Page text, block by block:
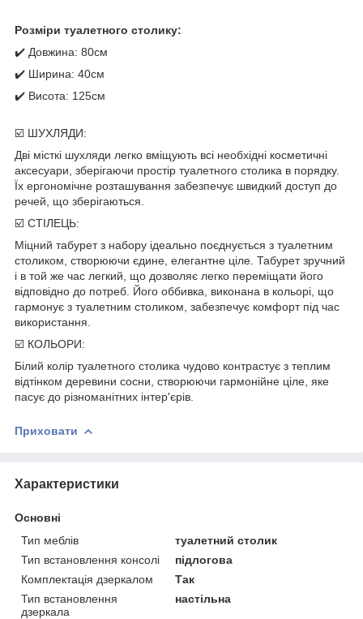
Розміри туалетного столику:
✔️ Довжина: 80см
✔️ Ширина: 40см
✔️ Висота: 125см
☑️ ШУХЛЯДИ:
Дві місткі шухляди легко вміщують всі необхідні косметичні
аксесуари, зберігаючи простір туалетного столика в порядку.
Їх ергономічне розташування забезпечує швидкий доступ до
речей, що зберігаються.
☑️ СТІЛЕЦЬ:
Міцний табурет з набору ідеально поєднується з туалетним
столиком, створюючи єдине, елегантне ціле. Табурет зручний
і в той же час легкий, що дозволяє легко переміщати його
відповідно до потреб. Його оббивка, виконана в кольорі, що
гармонує з туалетним столиком, забезпечує комфорт під час
використання.
☑️ КОЛЬОРИ:
Білий колір туалетного столика чудово контрастує з теплим
відтінком деревини сосни, створюючи гармонійне ціле, яке
пасує до різноманітних інтер'єрів.
Приховати
Характеристики
Основні
Тип меблів
туалетний столик
Тип встановлення консолі
підлогова
Комплектація дзеркалом
Так
Тип встановлення
дзеркала
настільна